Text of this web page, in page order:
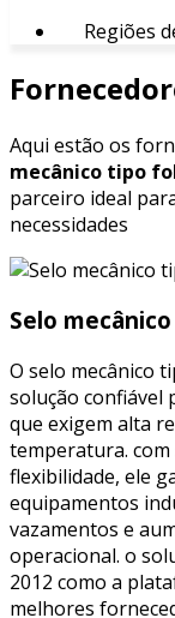
Regiões
Aqui estão os
mecânico tipo
parceiro ideal
necessidades
Selo
O selo mecânico
solução confiável
que exigem alta
temperatura.
flexibilidade, ele
equipamentos
vazamentos e
operacional. o
2012 como a
melhores